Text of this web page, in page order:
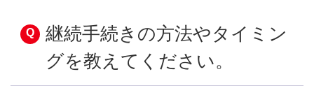
継続手続きの方法やタイミン
グを教えてください。